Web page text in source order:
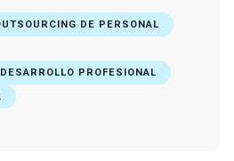
DE PERSONAL
PROFESIONAL